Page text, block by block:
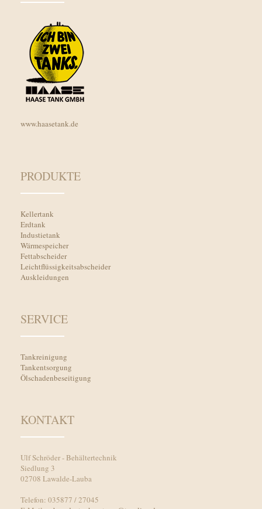
www.haasetank.de
PRODUKTE
Kellertank
Erdtank
Industietank
Wärmespeicher
Fettabscheider
Leichtflüssigkeitsabscheider
Auskleidungen
SERVICE
Tankreinigung
Tankentsorgung
Ölschadenbeseitigung
KONTAKT
Ulf Schröder - Behältertechnik
Siedlung 3
02708 Lawalde-Lauba
Telefon: 035877 / 27045